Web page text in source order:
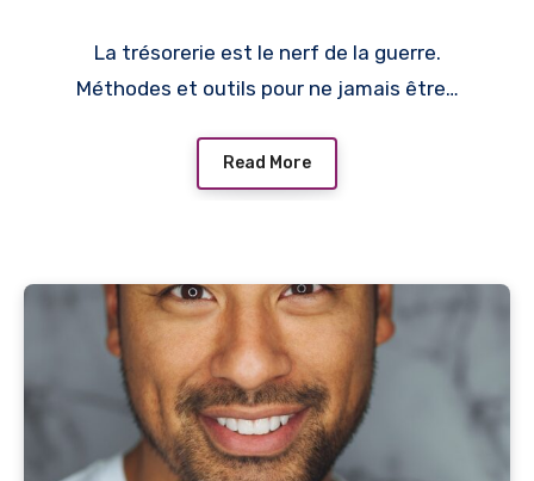
La trésorerie est le nerf de la guerre.
Méthodes et outils pour ne jamais être…
Read More